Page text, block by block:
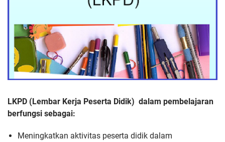
LKPD (Lembar Kerja Peserta Didik) dalam pembelajaran
berfungsi sebagai:
Meningkatkan aktivitas peserta didik dalam